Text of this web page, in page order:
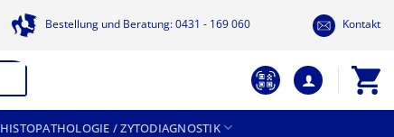
Bestellung und Beratung: 0431 - 169 060 Kontakt
HISTOPATHOLOGIE / ZYTODIAGNOSTIK